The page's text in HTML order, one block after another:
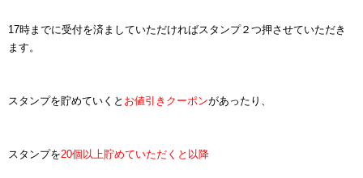
17時までに受付を済ましていただければスタンプ２つ押させていただき
ます。
スタンプを貯めていくと お値引きクーポンがあったり、
スタンプを20個以上貯めていただくと以降